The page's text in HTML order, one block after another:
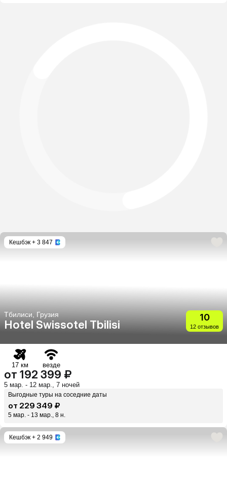
Кешбэк + 3 847
Тбилиси, Грузия
Hotel Swissotel Tbilisi
10
12 отзывов
17 км везде
от 192 399 ₽
5 мар. - 12 мар., 7 ночей
Выгодные туры на соседние даты
от 229 349 ₽
5 мар. - 13 мар., 8 н.
Кешбэк + 2 949